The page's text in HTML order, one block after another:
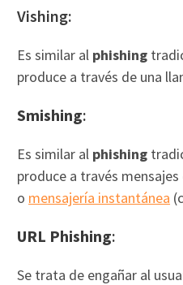
Vishing:
Es similar al phishing
produce a través de una
Smishing:
Es similar al phishing
produce a través
o mensajería instantánea
URL Phishing:
Se trata de engañar al